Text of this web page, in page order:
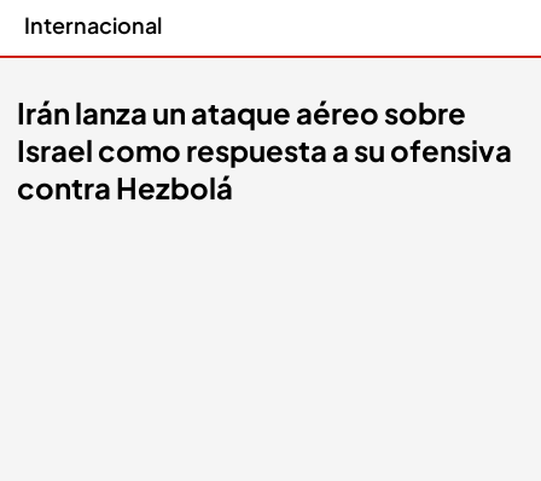
Internacional
Irán lanza un ataque aéreo sobre
Israel como respuesta a su ofensiva
contra Hezbolá